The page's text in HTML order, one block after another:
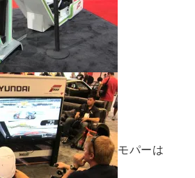
モパーは